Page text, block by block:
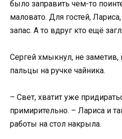
было заправить чем-то
маловато. Для гостей,
запас. А то вдруг кто ещё
Сергей хмыкнул, не заметив,
пальцы на ручке чайника.
– Свет, хватит уже
примирительно. – Лариса и
работы на стол накрыла.